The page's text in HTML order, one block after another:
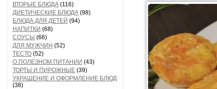
ВТОРЫЕ БЛЮДА (116)
ДИЕТИЧЕСКИЕ БЛЮДА (98)
БЛЮДА ДЛЯ ДЕТЕЙ (94)
НАПИТКИ (68)
СОУСЫ (66)
ДЛЯ МУЖЧИН (52)
ТЕСТО (52)
О ПОЛЕЗНОМ ПИТАНИИ (43)
ТОРТЫ И ПИРОЖНЫЕ (39)
УКРАШЕНИЕ И ОФОРМЛЕНИЕ БЛЮД
(38)